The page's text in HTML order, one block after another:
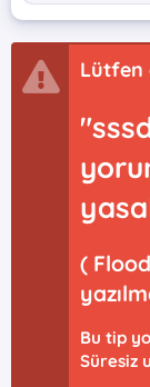
Lütfen
(
Bu tip
Süresiz